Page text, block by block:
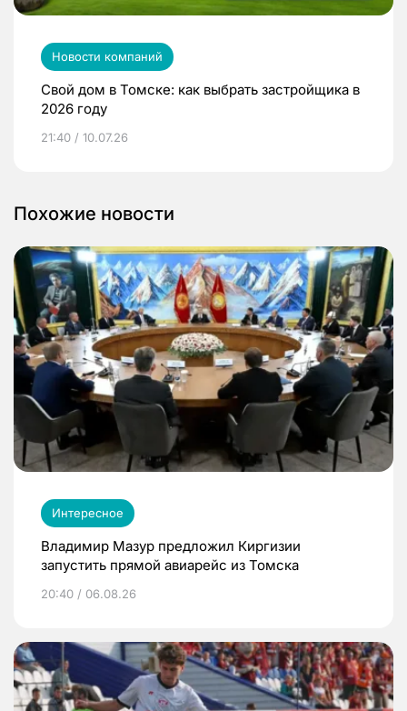
Новости компаний
Свой дом в Томске: как выбрать застройщика в
2026 году
21:40 / 10.07.26
Похожие новости
Интересное
Владимир Мазур предложил Киргизии
запустить прямой авиарейс из Томска
20:40 / 06.08.26